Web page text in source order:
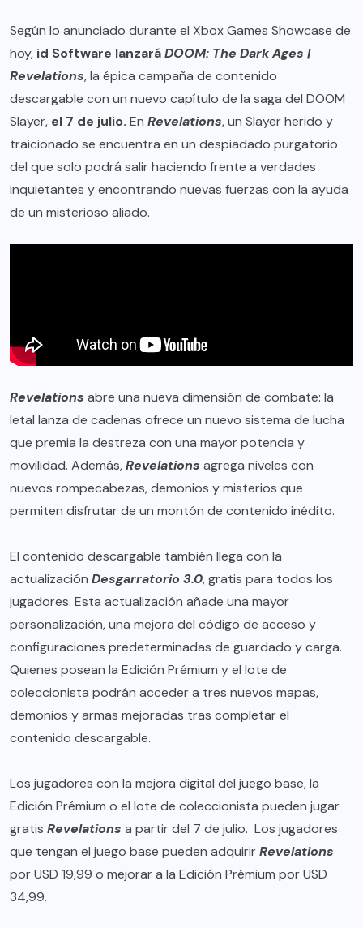
Según lo anunciado durante el Xbox Games Showcase de
hoy, id Software lanzaráDOOM: The Dark Ages |
Revelations, la épica campaña de contenido
descargable con un nuevo capítulo de la saga del DOOM
Slayer, el 7 de julio. En Revelations, un Slayer herido y
traicionado se encuentra en un despiadado purgatorio
del que solo podrá salir haciendo frente a verdades
inquietantes y encontrando nuevas fuerzas con la ayuda
de un misterioso aliado.
Revelations abre una nueva dimensión de combate: la
letal lanza de cadenas ofrece un nuevo sistema de lucha
que premia la destreza con una mayor potencia y
movilidad. Además,Revelations agrega niveles con
nuevos rompecabezas, demonios y misterios que
permiten disfrutar de un montón de contenido inédito.
El contenido descargable también llega con la
actualización Desgarratorio 3.0, gratis para todos los
jugadores. Esta actualización añade una mayor
personalización, una mejora del código de acceso y
configuraciones predeterminadas de guardado y carga.
Quienes posean la Edición Prémium y el lote de
coleccionista podrán acceder a tres nuevos mapas,
demonios y armas mejoradas tras completar el
contenido descargable.
Los jugadores con la mejora digital del juego base, la
Edición Prémium o el lote de coleccionista pueden jugar
gratis Revelations a partir del 7 de julio. Los jugadores
que tengan el juego base pueden adquirirRevelations
por USD 19,99 o mejorar a la Edición Prémium por USD
34,99.